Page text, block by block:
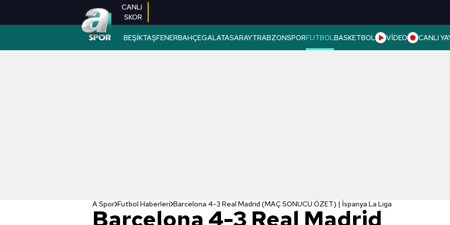
CANLI
SKOR
BEŞİKTAŞFENERBAHÇEGALATASARAYTRABZONSPORFUTBOLBASKETBOL VİDEO CANLI
A Spor Futbol Haberleri Barcelona 4-3 Real Madrid (MAÇ SONUCU ÖZET) | İspanya La Liga
Barcelona 4-3 Real Madrid